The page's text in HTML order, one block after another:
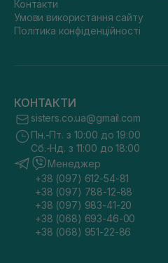
Контакти
Умови використання сайту
Політика конфіденційності
КОНТАКТИ
sisters.co.ua@gmail.com
Пн.-Пт. з 10:00 до 19:00
Сб.-Нд. з 11:00 до 18:00
Менеджер
+38 (097) 612-54-81
+38 (097) 788-12-88
+38 (097) 983-41-20
+38 (068) 693-46-00
+38 (068) 951-22-86